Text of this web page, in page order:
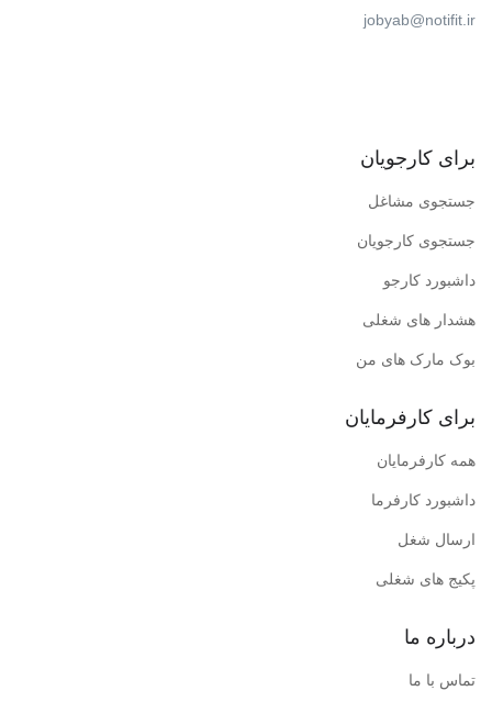
jobyab@notifit.ir
برای کارجویان
جستجوی مشاغل
جستجوی کارجویان
داشبورد کارجو
هشدار های شغلی
بوک مارک های من
برای کارفرمایان
همه کارفرمایان
داشبورد کارفرما
ارسال شغل
پکیج های شغلی
درباره ما
تماس با ما